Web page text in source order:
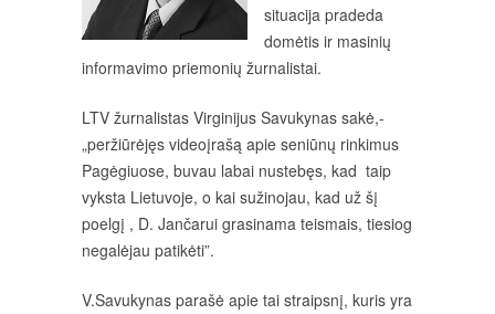
situacija pradeda
domėtis ir masinių
informavimo priemonių žurnalistai.
LTV žurnalistas Virginijus Savukynas sakė,-
„peržiūrėjęs videoįrašą apie seniūnų rinkimus
Pagėgiuose, buvau labai nustebęs, kad taip
vyksta Lietuvoje, o kai sužinojau, kad už šį
poelgį , D. Jančarui grasinama teismais, tiesiog
negalėjau patikėti”.
V.Savukynas parašė apie tai straipsnį, kuris yra